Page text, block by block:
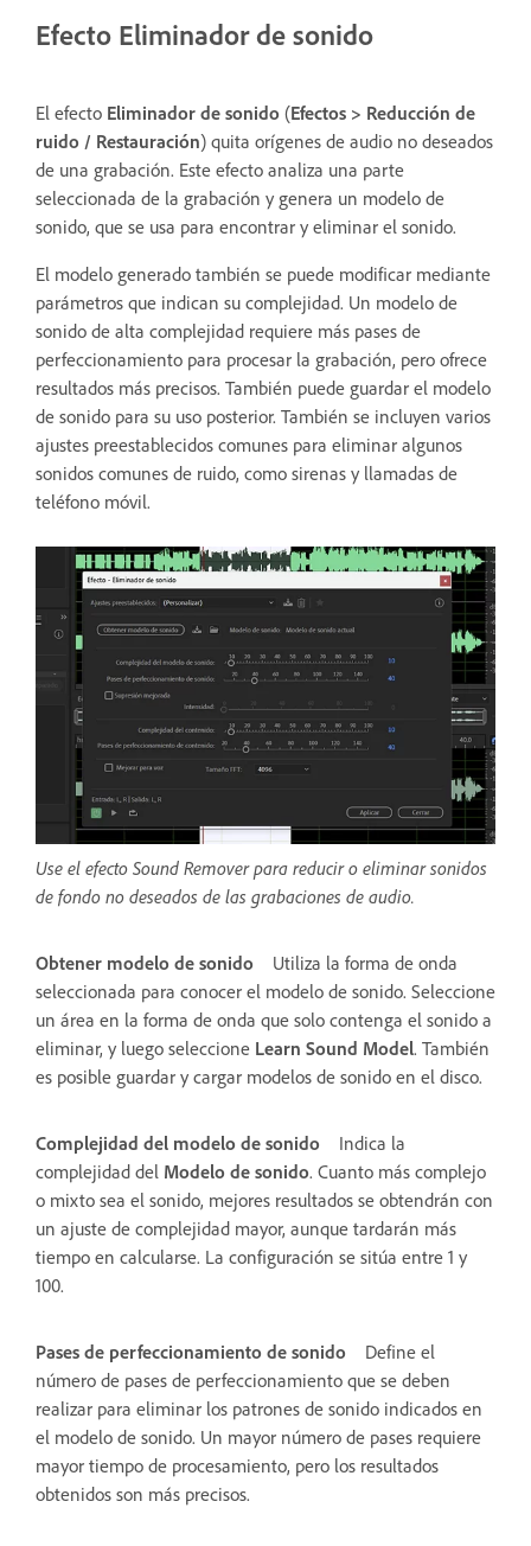
Efecto Eliminador de sonido
El efecto Eliminador de sonido (Efectos > Reducción de
ruido / Restauración) quita orígenes de audio no deseados
de una grabación. Este efecto analiza una parte
seleccionada de la grabación y genera un modelo de
sonido, que se usa para encontrar y eliminar el sonido.
El modelo generado también se puede modificar mediante
parámetros que indican su complejidad. Un modelo de
sonido de alta complejidad requiere más pases de
perfeccionamiento para procesar la grabación, pero ofrece
resultados más precisos. También puede guardar el modelo
de sonido para su uso posterior. También se incluyen varios
ajustes preestablecidos comunes para eliminar algunos
sonidos comunes de ruido, como sirenas y llamadas de
teléfono móvil.
Use el efecto Sound Remover para reducir o eliminar sonidos
de fondo no deseados de las grabaciones de audio.
Obtener modelo de sonido
Utiliza la forma de onda
seleccionada para conocer el modelo de sonido. Seleccione
un área en la forma de onda que solo contenga el sonido a
eliminar, y luego seleccione Learn Sound Model. También
es posible guardar y cargar modelos de sonido en el disco.
Complejidad del modelo de sonido
Indica la
complejidad del Modelo de sonido. Cuanto más complejo
o mixto sea el sonido, mejores resultados se obtendrán con
un ajuste de complejidad mayor, aunque tardarán más
tiempo en calcularse. La configuración se sitúa entre 1 y
100.
Pases de perfeccionamiento de sonido
Define el
número de pases de perfeccionamiento que se deben
realizar para eliminar los patrones de sonido indicados en
el modelo de sonido. Un mayor número de pases requiere
mayor tiempo de procesamiento, pero los resultados
obtenidos son más precisos.